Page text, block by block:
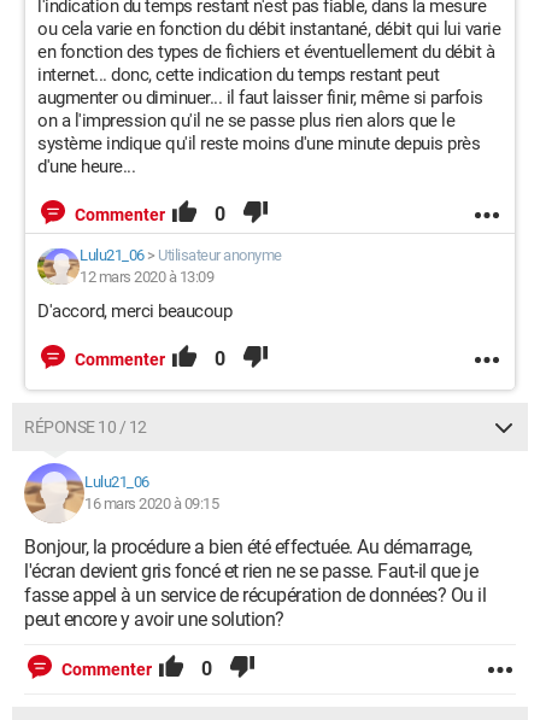
l'indication du temps restant n'est pas fiable, dans la mesure
ou cela varie en fonction du débit instantané, débit qui lui varie
en fonction des types de fichiers et éventuellement du débit à
internet... donc, cette indication du temps restant peut
augmenter ou diminuer... il faut laisser finir, même si parfois
on a l'impression qu'il ne se passe plus rien alors que le
système indique qu'il reste moins d'une minute depuis près
d'une heure...
Commenter 0
Lulu21_06> Utilisateur anonyme
12 mars 2020 à 13:09
D'accord, merci beaucoup
Commenter 0
RÉPONSE 10 / 12
Lulu21_06
16 mars 2020 à 09:15
Bonjour, la procédure a bien été effectuée. Au démarrage,
l'écran devient gris foncé et rien ne se passe. Faut-il que je
fasse appel à un service de récupération de données? Ou il
peut encore y avoir une solution?
Commenter 0